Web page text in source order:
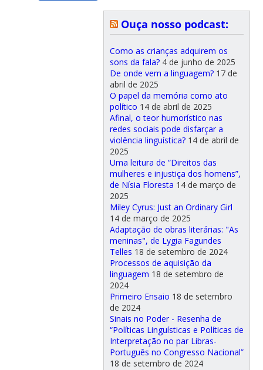
Ouça nosso podcast:
Como as crianças adquirem os
sons da fala? 4 de junho de 2025
De onde vem a linguagem? 17 de
abril de 2025
O papel da memória como ato
político 14 de abril de 2025
Afinal, o teor humorístico nas
redes sociais pode disfarçar a
violência linguística? 14 de abril de
2025
Uma leitura de “Direitos das
mulheres e injustiça dos homens”,
de Nísia Floresta 14 de março de
2025
Miley Cyrus: Just an Ordinary Girl
14 de março de 2025
Adaptação de obras literárias: "As
meninas", de Lygia Fagundes
Telles 18 de setembro de 2024
Processos de aquisição da
linguagem 18 de setembro de
2024
Primeiro Ensaio 18 de setembro
de 2024
Sinais no Poder - Resenha de
“Políticas Linguísticas e Políticas de
Interpretação no par Libras-
Português no Congresso Nacional”
18 de setembro de 2024